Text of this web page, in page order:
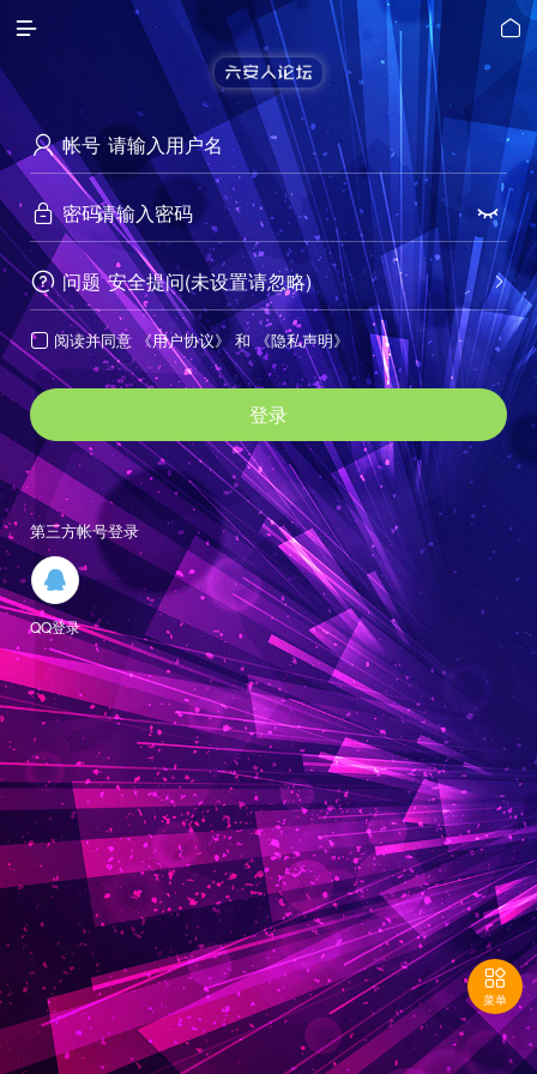
 
 帐号
 密码 
 问题 
安全提问(未设置请忽略)
 阅读并同意 《用户协议》 和 《隐私声明》
登录
第三方帐号登录

QQ登录

菜单